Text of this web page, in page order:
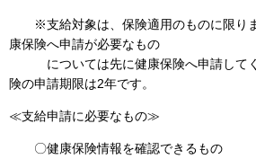
※支給対象は、保険適用のものに限り
康保険へ申請が必要なもの
については先に健康保険へ申請してく
険の申請期限は2年です。
≪支給申請に必要なもの≫
〇健康保険情報を確認できるもの